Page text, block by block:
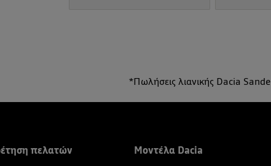
*Πωλήσεις λιανικής Dacia